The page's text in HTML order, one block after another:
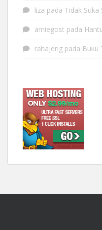
liza pada Tidak Suka
amiegost pada
rahajeng pada Buku